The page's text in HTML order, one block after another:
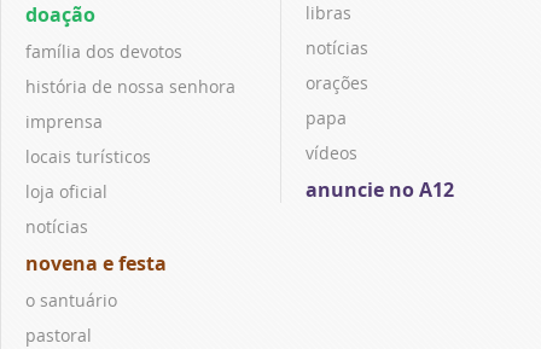
doação
família dos devotos
história de nossa senhora
imprensa
locais turísticos
loja oficial
notícias
novena e festa
o santuário
pastoral
libras
notícias
orações
papa
vídeos
anuncie no A12